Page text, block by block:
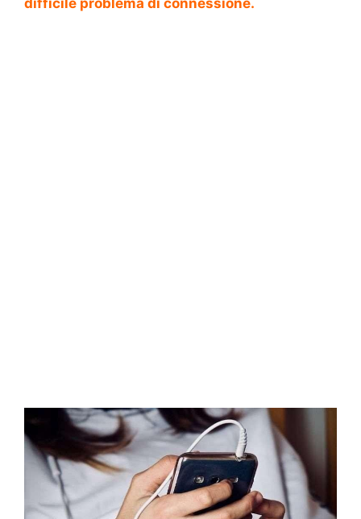
difficile problema di connessione.